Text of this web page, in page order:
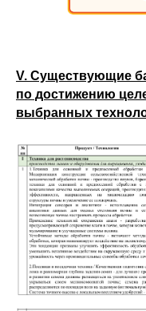
V. Существующие
по достижению
выбранных